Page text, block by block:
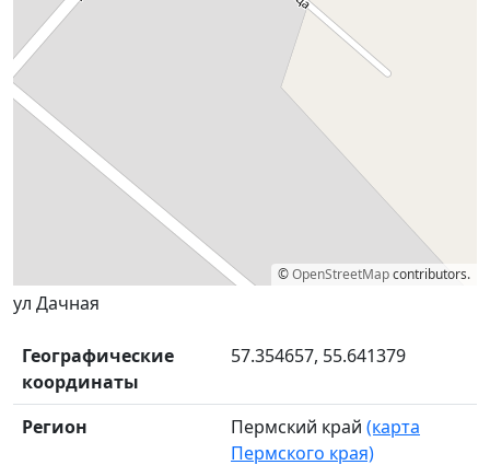
©OpenStreetMapcontributors.
ул Дачная
Географические
координаты
57.354657, 55.641379
Регион Пермский край (карта
Пермского края)